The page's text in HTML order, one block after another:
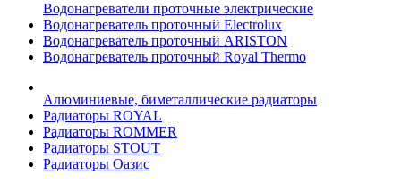
Водонагреватели проточные электрические
Водонагреватель проточный Electrolux
Водонагреватель проточный ARISTON
Водонагреватель проточный Royal Thermo
Алюминиевые, биметаллические радиаторы
Радиаторы ROYAL
Радиаторы ROMMER
Радиаторы STOUT
Радиаторы Оазис